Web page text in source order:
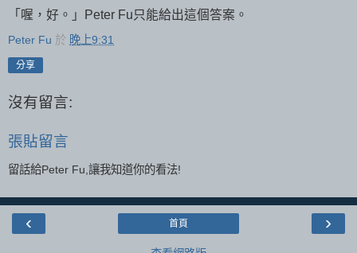
「喔，好。」Peter Fu只能給出這個答案。
Peter Fu 於 晚上9:31
分享
沒有留言:
張貼留言
留話給Peter Fu,讓我知道你的看法!
‹ ›
首頁